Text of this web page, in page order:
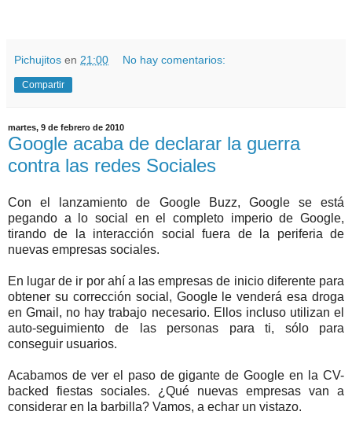
Pichujitos en 21:00 No hay comentarios:
Compartir
martes, 9 de febrero de 2010
Google acaba de declarar la guerra
contra las redes Sociales
Con el lanzamiento de Google Buzz, Google se está
pegando a lo social en el completo imperio de Google,
tirando de la interacción social fuera de la periferia de
nuevas empresas sociales.
En lugar de ir por ahí a las empresas de inicio diferente para
obtener su corrección social, Google le venderá esa droga
en Gmail, no hay trabajo necesario. Ellos incluso utilizan el
auto-seguimiento de las personas para ti, sólo para
conseguir usuarios.
Acabamos de ver el paso de gigante de Google en la CV-
backed fiestas sociales. ¿Qué nuevas empresas van a
considerar en la barbilla? Vamos, a echar un vistazo.